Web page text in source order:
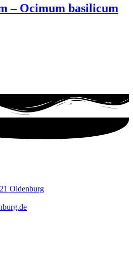
– Ocimum basilicum
Oldenburg